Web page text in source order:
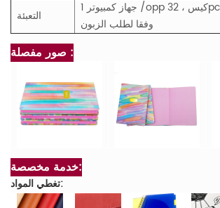
التعبئة
1 جهاز كمبيوتر /opp كيس ، 32pcs / الكرتون أو
وفقا لطلب الزبون
صور مفصلة :
خدمة مخصصة:
تغطي المواد: